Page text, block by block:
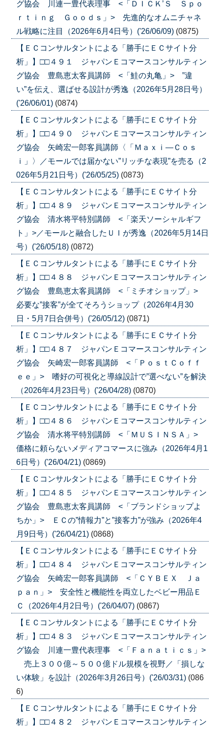
グ協会 川連一豊代表理事 <「ＤＩＣＫ’Ｓ Ｓｐｏ
ｒｔｉｎｇ Ｇｏｏｄｓ」> 先進的なオムニチャネ
ル戦略に注目（2026年6月4日号）('26/06/09) (0875)
【ＥＣコンサルタントによる「勝手にＥＣサイト分
析」】□□４９１ ジャパンＥコマースコンサルティン
グ協会 豊島恵太客員講師 <「鮭の丸亀」> ”違
い”を伝え、選ばせる設計が秀逸（2026年5月28日号）
('26/06/01) (0874)
【ＥＣコンサルタントによる「勝手にＥＣサイト分
析」】□□４９０ ジャパンＥコマースコンサルティン
グ協会 矢崎宏一郎客員講師〈「Ｍａｘｉ―Ｃｏｓ
ｉ」〉／モールでは届かない”リッチな表現”を売る（2
026年5月21日号）('26/05/25) (0873)
【ＥＣコンサルタントによる「勝手にＥＣサイト分
析」】□□４８９ ジャパンＥコマースコンサルティン
グ協会 清水将平特別講師 <「楽天ソーシャルギフ
ト」>／モールと融合したＵＩが秀逸（2026年5月14日
号）('26/05/18) (0872)
【ＥＣコンサルタントによる「勝手にＥＣサイト分
析」】□□４８８ ジャパンＥコマースコンサルティン
グ協会 豊島恵太客員講師 <「ミチオショップ」>
必要な”接客”が全てそろうショップ（2026年4月30
日・5月7日合併号）('26/05/12) (0871)
【ＥＣコンサルタントによる「勝手にＥＣサイト分
析」】□□４８７ ジャパンＥコマースコンサルティン
グ協会 矢崎宏一郎客員講師 <「ＰｏｓｔＣｏｆｆ
ｅｅ」> 嗜好の可視化と導線設計で”選べない”を解決
（2026年4月23日号）('26/04/28) (0870)
【ＥＣコンサルタントによる「勝手にＥＣサイト分
析」】□□４８６ ジャパンＥコマースコンサルティン
グ協会 清水将平特別講師 <「ＭＵＳＩＮＳＡ」>
価格に頼らないメディアコマースに強み（2026年4月1
6日号）('26/04/21) (0869)
【ＥＣコンサルタントによる「勝手にＥＣサイト分
析」】□□４８５ ジャパンＥコマースコンサルティン
グ協会 豊島恵太客員講師 <「ブランドショップよ
ちか」> ＥＣの”情報力”と”接客力”が強み（2026年4
月9日号）('26/04/21) (0868)
【ＥＣコンサルタントによる「勝手にＥＣサイト分
析」】□□４８４ ジャパンＥコマースコンサルティン
グ協会 矢崎宏一郎客員講師 <「ＣＹＢＥＸ Ｊａ
ｐａｎ」> 安全性と機能性を両立したベビー用品Ｅ
Ｃ（2026年4月2日号）('26/04/07) (0867)
【ＥＣコンサルタントによる「勝手にＥＣサイト分
析」】□□４８３ ジャパンＥコマースコンサルティン
グ協会 川連一豊代表理事 <「Ｆａｎａｔｉｃｓ」>
売上３００億～５００億ドル規模を視野／「損しな
い体験」を設計（2026年3月26日号）('26/03/31) (086
6)
【ＥＣコンサルタントによる「勝手にＥＣサイト分
析」】□□４８２ ジャパンＥコマースコンサルティン